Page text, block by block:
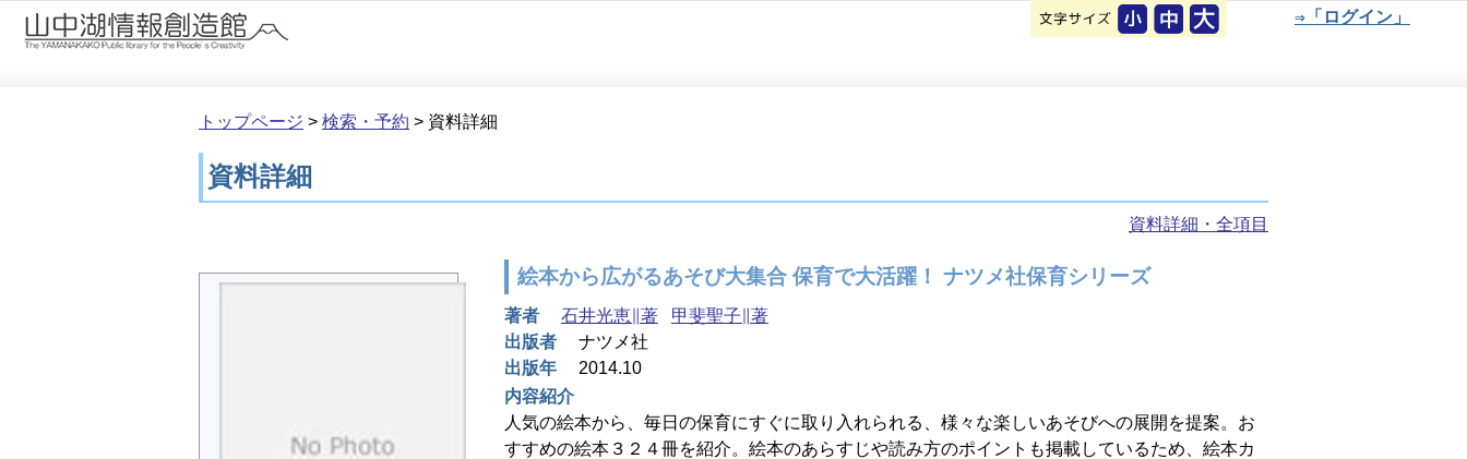
本文へ移動 ⇒「ログイン」
トップページ > 検索・予約 > 資料詳細
資料詳細
資料詳細・全項目
絵本から広がるあそび大集合 保育で大活躍！ ナツメ社保育シリーズ
著者 石井光恵∥著
甲斐聖子∥著
出版者
ナツメ社
出版年
2014.10
内容紹介
人気の絵本から、毎日の保育にすぐに取り入れられる、様々な楽しいあそびへの展開を提案。お
すすめの絵本３２４冊を紹介。絵本のあらすじや読み方のポイントも掲載しているため、絵本カ